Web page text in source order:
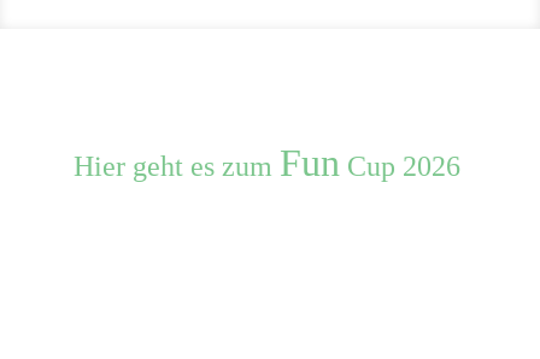
Hier geht es zum Fun Cup 2026